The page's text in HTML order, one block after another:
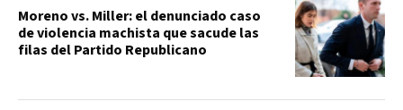
Moreno vs. Miller: el denunciado caso
de violencia machista que sacude las
filas del Partido Republicano